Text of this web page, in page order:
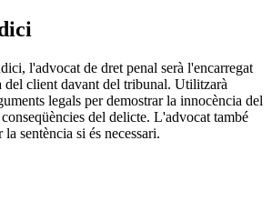
l'advocat de dret penal serà l'encarregat
del client davant del tribunal. Utilitzarà
legals per demostrar la innocència del
del delicte. L'advocat també
la sentència si és necessari.